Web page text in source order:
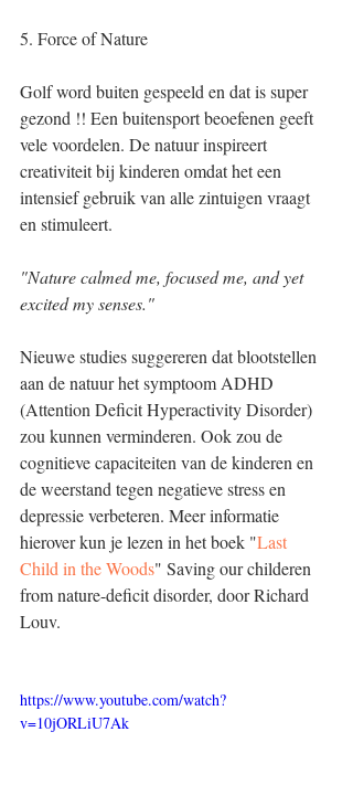
5. Force of Nature
Golf word buiten gespeeld en dat is super
gezond !! Een buitensport beoefenen geeft
vele voordelen. De natuur inspireert
creativiteit bij kinderen omdat het een
intensief gebruik van alle zintuigen vraagt
en stimuleert.
"Nature calmed me, focused me, and yet
excited my senses."
Nieuwe studies suggereren dat blootstellen
aan de natuur het symptoom ADHD
(Attention Deficit Hyperactivity Disorder)
zou kunnen verminderen. Ook zou de
cognitieve capaciteiten van de kinderen en
de weerstand tegen negatieve stress en
depressie verbeteren. Meer informatie
hierover kun je lezen in het boek "Last
Child in the Woods" Saving our childeren
from nature-deficit disorder, door Richard
Louv.
https://www.youtube.com/watch?
v=10jORLiU7Ak